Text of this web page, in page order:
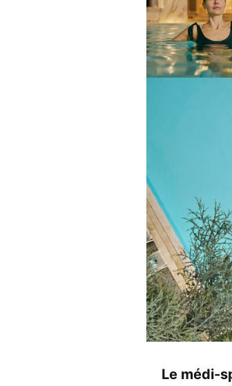
Le médi-